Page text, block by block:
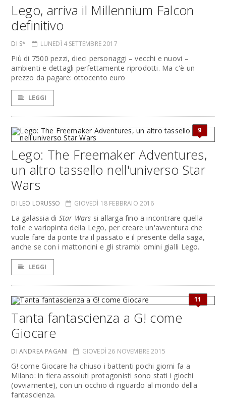
Lego, arriva il Millennium Falcon
definitivo
DI S* LUNEDÌ 4 SETTEMBRE 2017
Più di 7500 pezzi, dieci personaggi – vecchi e nuovi –
ambienti e dettagli perfettamente riprodotti. Ma c'è un
prezzo da pagare: ottocento euro
LEGGI
9
Lego: The Freemaker Adventures,
un altro tassello nell'universo Star
Wars
DI LEO LORUSSO GIOVEDÌ 18 FEBBRAIO 2016
La galassia di Star Wars si allarga fino a incontrare quella
folle e variopinta della Lego, per creare un'avventura che
vuole fare da ponte tra il passato e il presente della saga,
anche se con i mattoncini e gli strambi omini gialli Lego.
LEGGI
11
Tanta fantascienza a G! come
Giocare
DI ANDREA PAGANI GIOVEDÌ 26 NOVEMBRE 2015
G! come Giocare ha chiuso i battenti pochi giorni fa a
Milano: in fiera assoluti protagonisti sono stati i giochi
(ovviamente), con un occhio di riguardo al mondo della
fantascienza.